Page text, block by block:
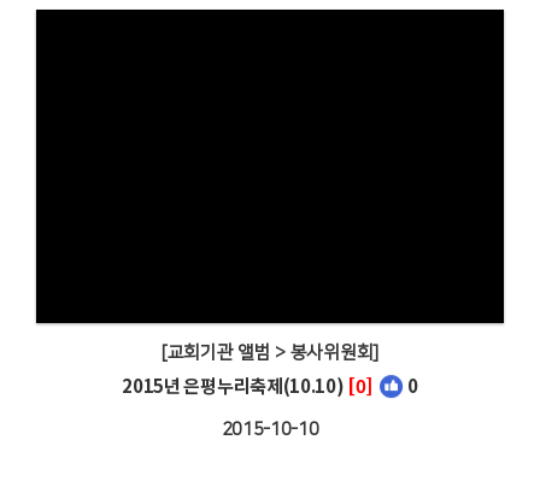
[교회기관 앨범 > 봉사위원회]
2015년 은평누리축제(10.10) [0] 0
2015-10-10